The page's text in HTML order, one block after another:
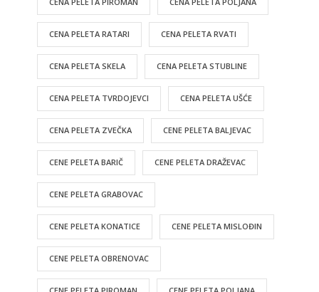
CENA PELETA RATARI CENA PELETA RVATI
CENA PELETA SKELA CENA PELETA STUBLINE
CENA PELETA TVRDOJEVCI CENA PELETA UŠĆE
CENA PELETA ZVEČKA CENE PELETA BALJEVAC
CENE PELETA BARIČ CENE PELETA DRAŽEVAC
CENE PELETA GRABOVAC
CENE PELETA KONATICE CENE PELETA MISLOĐIN
CENE PELETA OBRENOVAC
CENE PELETA PIROMAN CENE PELETA POLJANA